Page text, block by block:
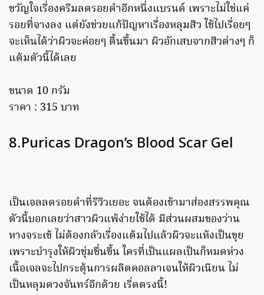
ขวัญใจเรื่องครีมลดรอยดำอีกหนึ่งแบรนด์ เพราะไม่ใช่แค่
รอยที่จางลง แต่ยังช่วยแก้ปัญหาเรื่องหลุมสิว ใช้ไปเรื่อยๆ
จะเห็นได้ว่าผิวจะค่อยๆ ตื้นขึ้นมา ผิวอักเสบจากสิวต่างๆ ก็
แต้มตัวนี้ได้เลย
ขนาด 10 กรัม
ราคา : 315 บาท
8.Puricas Dragon’s Blood Scar Gel
เป็นเจลลดรอยดำที่รีวิวเยอะ จนต้องเข้ามาส่องสรรพคุณ
ตัวนี้บอกเลยว่าสาวผิวแพ้ง่ายใช้ได้ มีส่วนผสมของว่าน
หางจระเข้ ไม่ต้องกลัวเรื่องแต้มไปแล้วผิวจะแห้งเป็นขุย
เพราะบำรุงให้ผิวชุ่มชื่นขึ้น ใครที่เป็นแผลเป็นก็หมดห่วง
เนื้อเจลจะไปกระตุ้นการผลิตคอลลาเจนให้ผิวเนียน ไม่
เป็นหลุมดวงจันทร์อีกด้วย เริ่ดตรงนี้!